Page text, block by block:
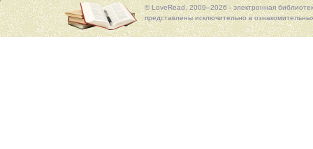
© LoveRead, 2009–2026 - электронная
представлены исключительно в